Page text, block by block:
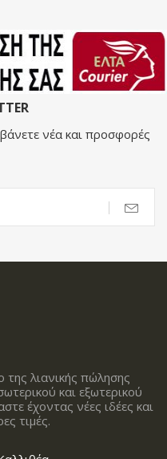
νέα και προσφορές
λιανικής πώλησης
και εξωτερικού
έχοντας νέες ιδέες και
τιμές.